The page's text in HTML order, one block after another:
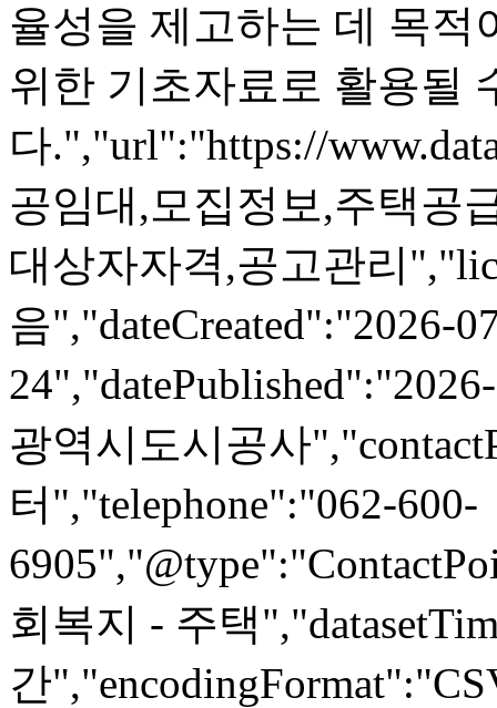
율성을 제고하는 데 목적
위한 기초자료로 활용될
다.","url":"https://
공임대,모집정보,주택공
대상자자격,공고관리
음","dateCreated":"2026-
광역시도시공사
터","telephone":"062-600-
회복지 - 주택
간